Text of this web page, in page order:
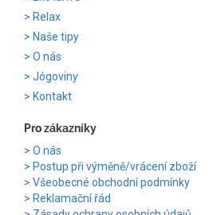
Relax
Naše tipy
O nás
Jógoviny
Kontakt
Pro zákazníky
O nás
Postup při výměně/vrácení zboží
Všeobecné obchodní podmínky
Reklamační řád